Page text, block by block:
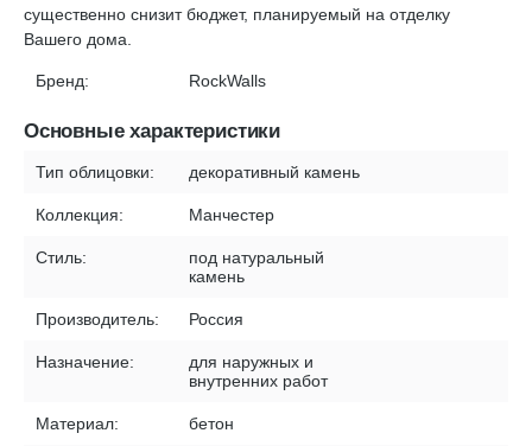
существенно снизит бюджет, планируемый на отделку
Вашего дома.
Бренд: RockWalls
Основные характеристики
Тип облицовки: декоративный камень
Коллекция: Манчестер
Стиль:
под натуральный
камень
Производитель: Россия
Назначение:
для наружных и
внутренних работ
Материал: бетон